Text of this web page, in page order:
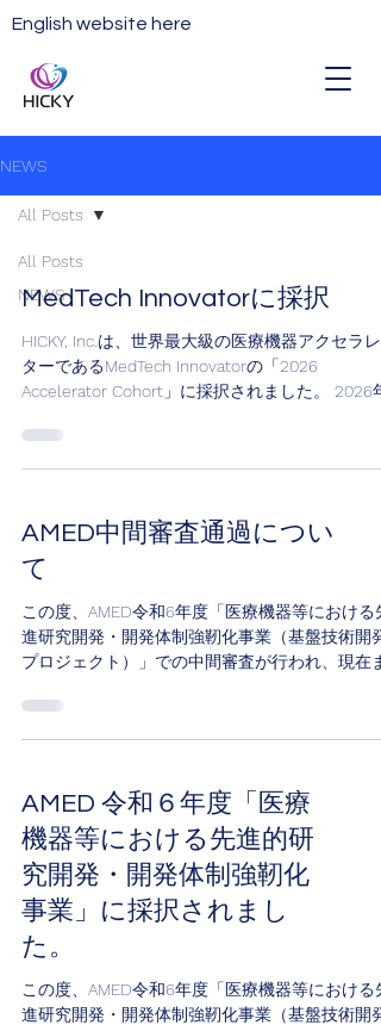
English website here
NEWS
All Posts
NEWS
All Posts
MedTech Innovatorに採択
HICKY, Inc.は、世界最大級の医療機器アクセラレ
ターであるMedTech Innovatorの「2026
Accelerator Cohort」に採択されました。 2026年
のうち上位4%にあたる65社が選出されたもので
り、HICKYはその一員として選ばれました。 今回
象としたMedTech Innovatorのグローバルコホー
への採択です。米国展開を最優先に見据えなが
ら、将来的には世界中の患者さんに新しい治療選
ートアップであるHICKYにとって、非常に大きく
光栄なマイルストーンです。 HICKYは、心不全患
者に合併する中枢性睡眠時無呼吸を治療すること
植込み型横隔神経刺激プラットフォームを開発し
ています。 今回の採択は、これまでチーム、ア
ねてきた取り組みと、HICKYの技術・臨床的可能
を評価いただいたもの
AMED中間審査通過につい
て
この度、AMED令和6年度「医療機器等における先
進研究開発・開発体制強靭化事業（基盤技術開発
プロジェクト）」での中間審査が行われ、現在ま
れにより令和８年度まで継続して支援を受けられ
ることになります。従業員一同力を合わせて尚一
AMED 令和６年度「医療
機器等における先進的研
究開発・開発体制強靭化
事業」に採択されまし
た。
この度、AMED令和6年度「医療機器等における先
進研究開発・開発体制強靭化事業（基盤技術開発